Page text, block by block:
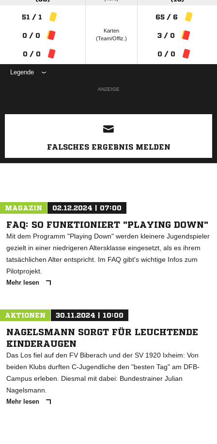
51 / 1
0 / 0
0 / 0
Karten
(Team/Offiz.)
65 / 6
3 / 0
0 / 0
Legende
ANZEIGE
FALSCHES ERGEBNIS MELDEN
MAGAZIN 02.12.2024 | 07:00
FAQ: SO FUNKTIONIERT "PLAYING DOWN"
Mit dem Programm "Playing Down" werden kleinere Jugendspieler
gezielt in einer niedrigeren Altersklasse eingesetzt, als es ihrem
tatsächlichen Alter entspricht. Im FAQ gibt's wichtige Infos zum
Pilotprojekt.
Mehr lesen
AKTIONEN 30.11.2024 | 10:00
NAGELSMANN SORGT FÜR LEUCHTENDE
KINDERAUGEN
Das Los fiel auf den FV Biberach und der SV 1920 Ixheim: Von
beiden Klubs durften C-Jugendliche den "besten Tag" am DFB-
Campus erleben. Diesmal mit dabei: Bundestrainer Julian
Nagelsmann.
Mehr lesen